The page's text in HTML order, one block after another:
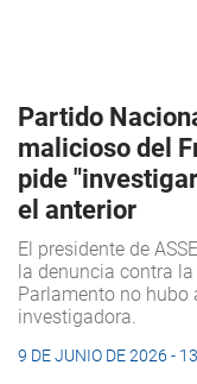
Partido
malicioso del
pide
el anterior
El presidente de
la denuncia contra
Parlamento no hubo
investigadora.
9 DE JUNIO DE 2026 -